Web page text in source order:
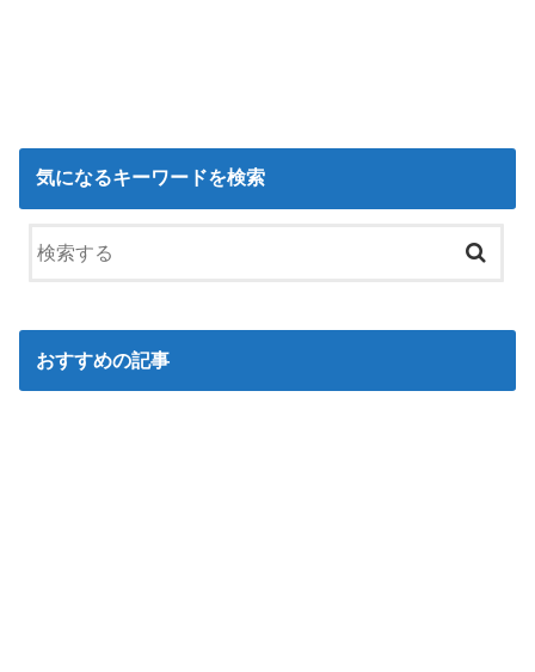
気になるキーワードを検索
おすすめの記事